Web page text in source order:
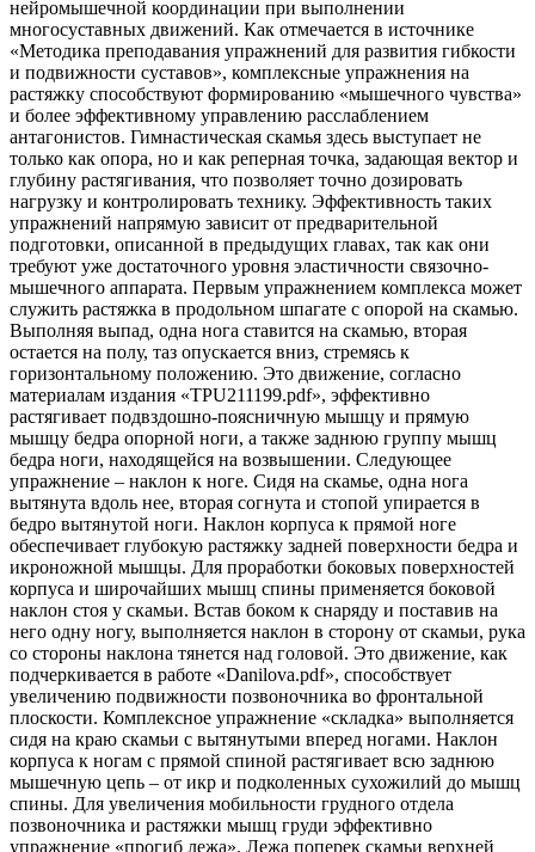
нейромышечной координации при выполнении
многосуставных движений. Как отмечается в источнике
«Методика преподавания упражнений для развития гибкости
и подвижности суставов», комплексные упражнения на
растяжку способствуют формированию «мышечного чувства»
и более эффективному управлению расслаблением
антагонистов. Гимнастическая скамья здесь выступает не
только как опора, но и как реперная точка, задающая вектор и
глубину растягивания, что позволяет точно дозировать
нагрузку и контролировать технику. Эффективность таких
упражнений напрямую зависит от предварительной
подготовки, описанной в предыдущих главах, так как они
требуют уже достаточного уровня эластичности связочно-
мышечного аппарата. Первым упражнением комплекса может
служить растяжка в продольном шпагате с опорой на скамью.
Выполняя выпад, одна нога ставится на скамью, вторая
остается на полу, таз опускается вниз, стремясь к
горизонтальному положению. Это движение, согласно
материалам издания «TPU211199.pdf», эффективно
растягивает подвздошно-поясничную мышцу и прямую
мышцу бедра опорной ноги, а также заднюю группу мышц
бедра ноги, находящейся на возвышении. Следующее
упражнение – наклон к ноге. Сидя на скамье, одна нога
вытянута вдоль нее, вторая согнута и стопой упирается в
бедро вытянутой ноги. Наклон корпуса к прямой ноге
обеспечивает глубокую растяжку задней поверхности бедра и
икроножной мышцы. Для проработки боковых поверхностей
корпуса и широчайших мышц спины применяется боковой
наклон стоя у скамьи. Встав боком к снаряду и поставив на
него одну ногу, выполняется наклон в сторону от скамьи, рука
со стороны наклона тянется над головой. Это движение, как
подчеркивается в работе «Danilova.pdf», способствует
увеличению подвижности позвоночника во фронтальной
плоскости. Комплексное упражнение «складка» выполняется
сидя на краю скамьи с вытянутыми вперед ногами. Наклон
корпуса к ногам с прямой спиной растягивает всю заднюю
мышечную цепь – от икр и подколенных сухожилий до мышц
спины. Для увеличения мобильности грудного отдела
позвоночника и растяжки мышц груди эффективно
упражнение «прогиб лежа». Лежа поперек скамьи верхней